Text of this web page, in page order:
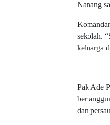
Nanang
sekolah.
keluarga
Pak Ade
dan